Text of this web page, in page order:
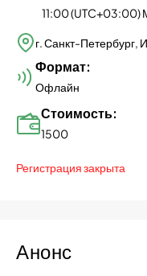
Регистрация закрыта
11:00 (UTC+03:00)
г. Санкт-Петербург,
Формат:
Офлайн
Стоимость:
1500
Анонс